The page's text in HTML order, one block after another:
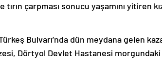
tırın çarpması sonucu yaşamını yitiren
Bulvarı’nda dün meydana gelen
Dörtyol Devlet Hastanesi